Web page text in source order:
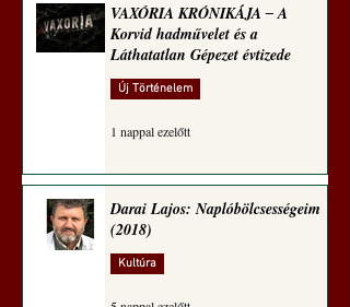
VAXÓRIA KRÓNIKÁJA ‒ A
Korvid hadművelet és a
Láthatatlan Gépezet évtizede
Új Történelem
1 nappal ezelőtt
Darai Lajos: Naplóbölcsességeim
(2018)
Kultúra